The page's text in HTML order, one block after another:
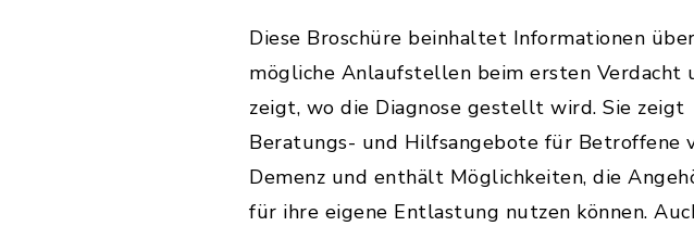
Diese Broschüre beinhaltet Informationen über
mögliche Anlaufstellen beim ersten Verdacht
zeigt, wo die Diagnose gestellt wird. Sie zeigt
Beratungs- und Hilfsangebote für Betroffene
Demenz und enthält Möglichkeiten, die
für ihre eigene Entlastung nutzen können.